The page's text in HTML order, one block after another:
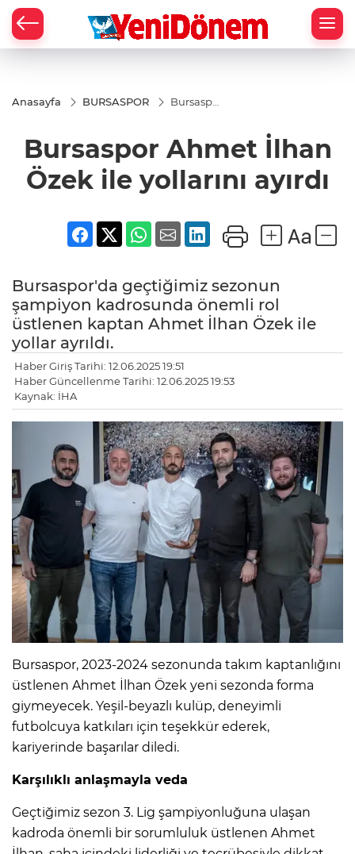
Anasayfa BURSASPOR
Bursaspor
Özek ile
yollarını
Bursaspor Ahmet İlhan
Özek ile yollarını ayırdı
Bursaspor'da geçtiğimiz sezonun
şampiyon kadrosunda önemli rol
üstlenen kaptan Ahmet İlhan Özek ile
yollar ayrıldı.
Haber Giriş Tarihi: 12.06.2025 19:51
Haber Güncellenme Tarihi: 12.06.2025 19:53
Kaynak: İHA
Bursaspor, 2023-2024 sezonunda takım kaptanlığını
üstlenen Ahmet İlhan Özek yeni sezonda forma
giymeyecek. Yeşil-beyazlı kulüp, deneyimli
futbolcuya katkıları için teşekkür ederek,
kariyerinde başarılar diledi.
Karşılıklı anlaşmayla veda
Geçtiğimiz sezon 3. Lig şampiyonluğuna ulaşan
kadroda önemli bir sorumluluk üstlenen Ahmet